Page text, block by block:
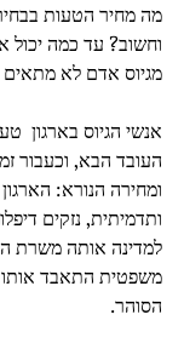
מה מחיר הטעות
וחשוב? עד כמה יכול
מגיוס אדם לא
אנשי הגיוס בארגון
העובד הבא, וכעבור
ומחירה הנורא:
ותדמיתית, נזקים
למדינה אותה משרת
משפטית התאבד
הסוהר.